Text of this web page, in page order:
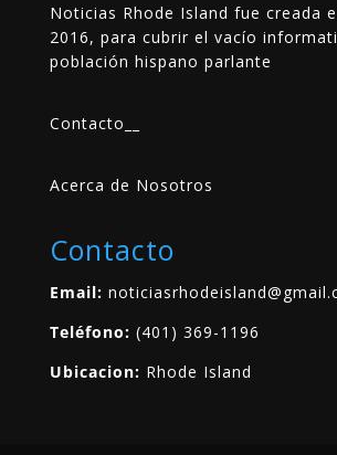
Noticias Rhode Island fue creada
2016, para cubrir el vacío
población hispano parlante
Contacto
Acerca de Nosotros
Contacto
Email:
Teléfono: (401) 369-1196
Ubicacion: Rhode Island